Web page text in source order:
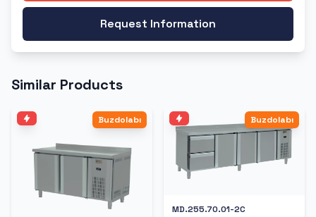
Request Information
Similar Products
Buzdolabı Buzdolabı
MD.255.70.01-2C